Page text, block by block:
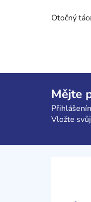
Otočný
í
Mějte
Vložte